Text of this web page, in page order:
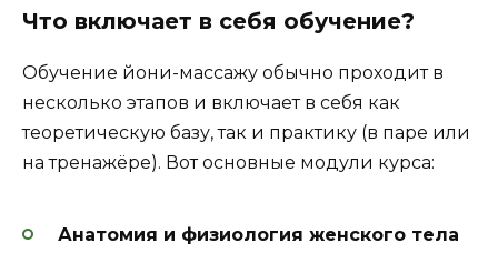
Что включает в себя обучение?
Обучение йони-массажу обычно проходит в
несколько этапов и включает в себя как
теоретическую базу, так и практику (в паре или
на тренажёре). Вот основные модули курса:
Анатомия и физиология женского тела